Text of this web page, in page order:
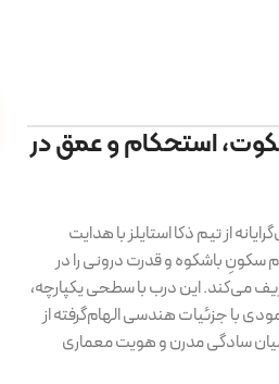
استحکام و عمق در
از تیم ذکا استایلز با هدایت
باشکوه و قدرت درونی را در
می‌کند. این درب با سطحی یکپارچه،
با جزئیات هندسی الهام‌گرفته از
سادگی مدرن و هویت معماری